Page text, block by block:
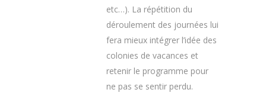
etc…). La répétition du
déroulement des journées lui
fera mieux intégrer l’idée des
colonies de vacances et
retenir le programme pour
ne pas se sentir perdu.